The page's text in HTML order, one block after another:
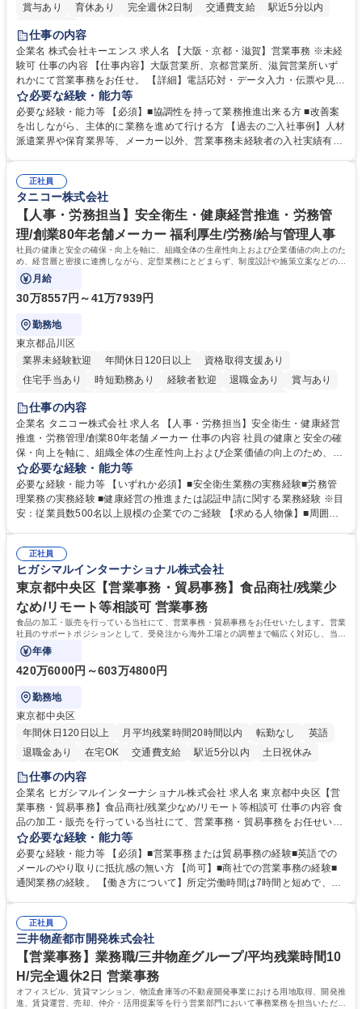
賞与あり 育休あり 完全週休2日制 交通費支給
駅近5分以内
土日祝休み
仕事の内容
企業名 株式会社キーエンス 求人名 【大阪・京都・滋賀】営業事務 ※未経
験可 仕事の内容 【仕事内容】大阪営業所、京都営業所、滋賀営業所いず
れかにて営業事務をお任せ。 【詳細】電話応対・データ入力・伝票や見積
の作成・カタログ送付・来客対応・営業所内で発生する事務業務や業務改
善をお任せ。 【教育制度】ご入社後、育成担当とペアになりながらOJTに
て業務を覚えていただくことが可能です。業務システムがきちんと構築さ
れているため、スムーズに仕事に慣れることができる環境です。また、
募集職種 【大阪・京都・滋賀】営業事務 ※未経験可
必要な経験・能力等
必要な経験・能力等 【必須】■協調性を持って業務推進出来る方 ■改善案
を出しながら、主体的に業務を進めて行ける方 【過去のご入社事例】人材
派遣業界や保育業界等、メーカー以外、営業事務未経験者の入社実績有
えて、お客様や社員の状況に合わせ、能動的なサポート、改善の動きも期
待され。組織を支えるスペシャリストとして、チームに貢献し、結果的に
社員から頼られる存在になることができます。平均19:30の退勤以降の業
務の持ち帰りも禁止されており、メリハリのある働き方となります。 学
歴・資格 学歴：大学院 大学 高専 短大 語学力： 資格：
正社員
タニコー株式会社
【人事・労務担当】安全衛生・健康経営推進・労務管
理/創業80年老舗メーカー 福利厚生/労務/給与管理人事
社員の健康と安全の確保・向上を軸に、組織全体の生産性向上および企業価値の向上のた
め、経営層と密接に連携しながら、定型業務にとどまらず、制度設計や施策立案などの上
流工程から関与していただきます。
月給
30万8557円～41万7939円
勤務地
東京都品川区
業界未経験歓迎
年間休日120日以上
資格取得支援あり
住宅手当あり
時短勤務あり 経験者歓迎 退職金あり
賞与あり
完全週休2日制
寮・社宅あり
仕事の内容
企業名 タニコー株式会社 求人名 【人事・労務担当】安全衛生・健康経営
推進・労務管理/創業80年老舗メーカー 仕事の内容 社員の健康と安全の確
保・向上を軸に、組織全体の生産性向上および企業価値の向上のため、経
営層と密接に連携しながら、定型業務にとどまらず、制度設計や施策立案
などの上流工程から関与していただきます。 【主な業務内容】■安全衛生
業務（ストレスチェック、健康診断の運用、産業医との連携 など）■健康
経営認証取得に向けた企画・推進■労務管理（労働時間の分析、労働環境
を底上げすべく、ともにご活躍いただける方の増員募集となります。 募集
職種 【人事・労務担当】安全衛生・健康経営推進・労務管理/創業80年老
舗メーカー
必要な経験・能力等
必要な経験・能力等 【いずれか必須】■安全衛生業務の実務経験■労務管
理業務の実務経験 ■健康経営の推進または認証申請に関する業務経験 ※目
安：従業員数500名以上規模の企業でのご経験 【求める人物像】■周囲
部門と連携しながら業務を推進できる方■Excelや労務管理システムの実務
使用経験をお持ちの方 学歴・資格 学歴：大学院 大学 高専 短大 専修学校
高校 語学力： 資格：
正社員
ヒガシマルインターナショナル株式会社
東京都中央区【営業事務・貿易事務】食品商社/残業少
なめ/リモート等相談可 営業事務
食品の加工・販売を行っている当社にて、営業事務・貿易事務をお任せいたします。営業
社員のサポートポジションとして、受発注から海外工場との調整まで幅広く対応し、当社
事業の根幹を支えていただきます。
年俸
420万6000円～603万4800円
勤務地
東京都中央区
年間休日120日以上
月平均残業時間20時間以内 転勤なし
英語
退職金あり
在宅OK 交通費支給 駅近5分以内 土日祝休み
仕事の内容
企業名 ヒガシマルインターナショナル株式会社 求人名 東京都中央区【営
業事務・貿易事務】食品商社/残業少なめ/リモート等相談可 仕事の内容 食
品の加工・販売を行っている当社にて、営業事務・貿易事務をお任せいた
します。営業社員のサポートポジションとして、受発注から海外工場との
調整まで幅広く対応し、当社事業の根幹を支えていただきます。 ■受発注
業務、請求書発行 ■海外工場とのスケジュール調整 ■在庫管理 ■輸入書類
の確認・作成 ■配送手配 ■通関業者を通して行う輸出入業全般 ■倉庫との
ルプロデュースしているため、商品に関わる全ての業務をサポート頂きま
す。 募集職種 東京都中央区【営業事務・貿易事務】食品商社/残業少なめ/
リモート等相談可
必要な経験・能力等
必要な経験・能力等 【必須】■営業事務または貿易事務の経験■英語での
メールのやり取りに抵抗感の無い方 【尚可】■商社での営業事務の経験■
通関業務の経験。 【働き方について】所定労働時間は7時間と短めで、残
の強み】1991年の設立以来、外食産業を中心としたお客様の多様なニー
ズに沿った冷凍水産物等の生産・輸入・販売を一貫して手掛けています。
自社工場と海外拠点の強固な連携によるワンストップサービスが最大の強
みです。 学歴・資格 学歴：大学院 大学 語学力：英語 資格：
正社員
三井物産都市開発株式会社
【営業事務】業務職/三井物産グループ/平均残業時間10
H/完全週休2日 営業事務
オフィスビル、賃貸マンション、物流倉庫等の不動産開発事業における用地取得、開発推
進、賃貸運営、売却、仲介・活用提案等を行う営業部門において事務業務を担当いただき